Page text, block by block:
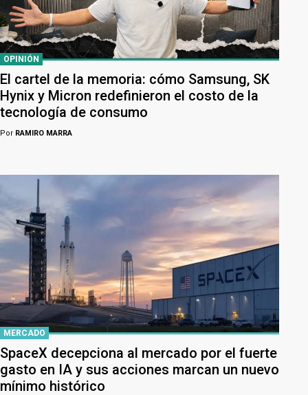
OPINIÓN
El cartel de la memoria: cómo Samsung, SK
Hynix y Micron redefinieron el costo de la
tecnología de consumo
Por RAMIRO MARRA
MERCADO
SpaceX decepciona al mercado por el fuerte
gasto en IA y sus acciones marcan un nuevo
mínimo histórico